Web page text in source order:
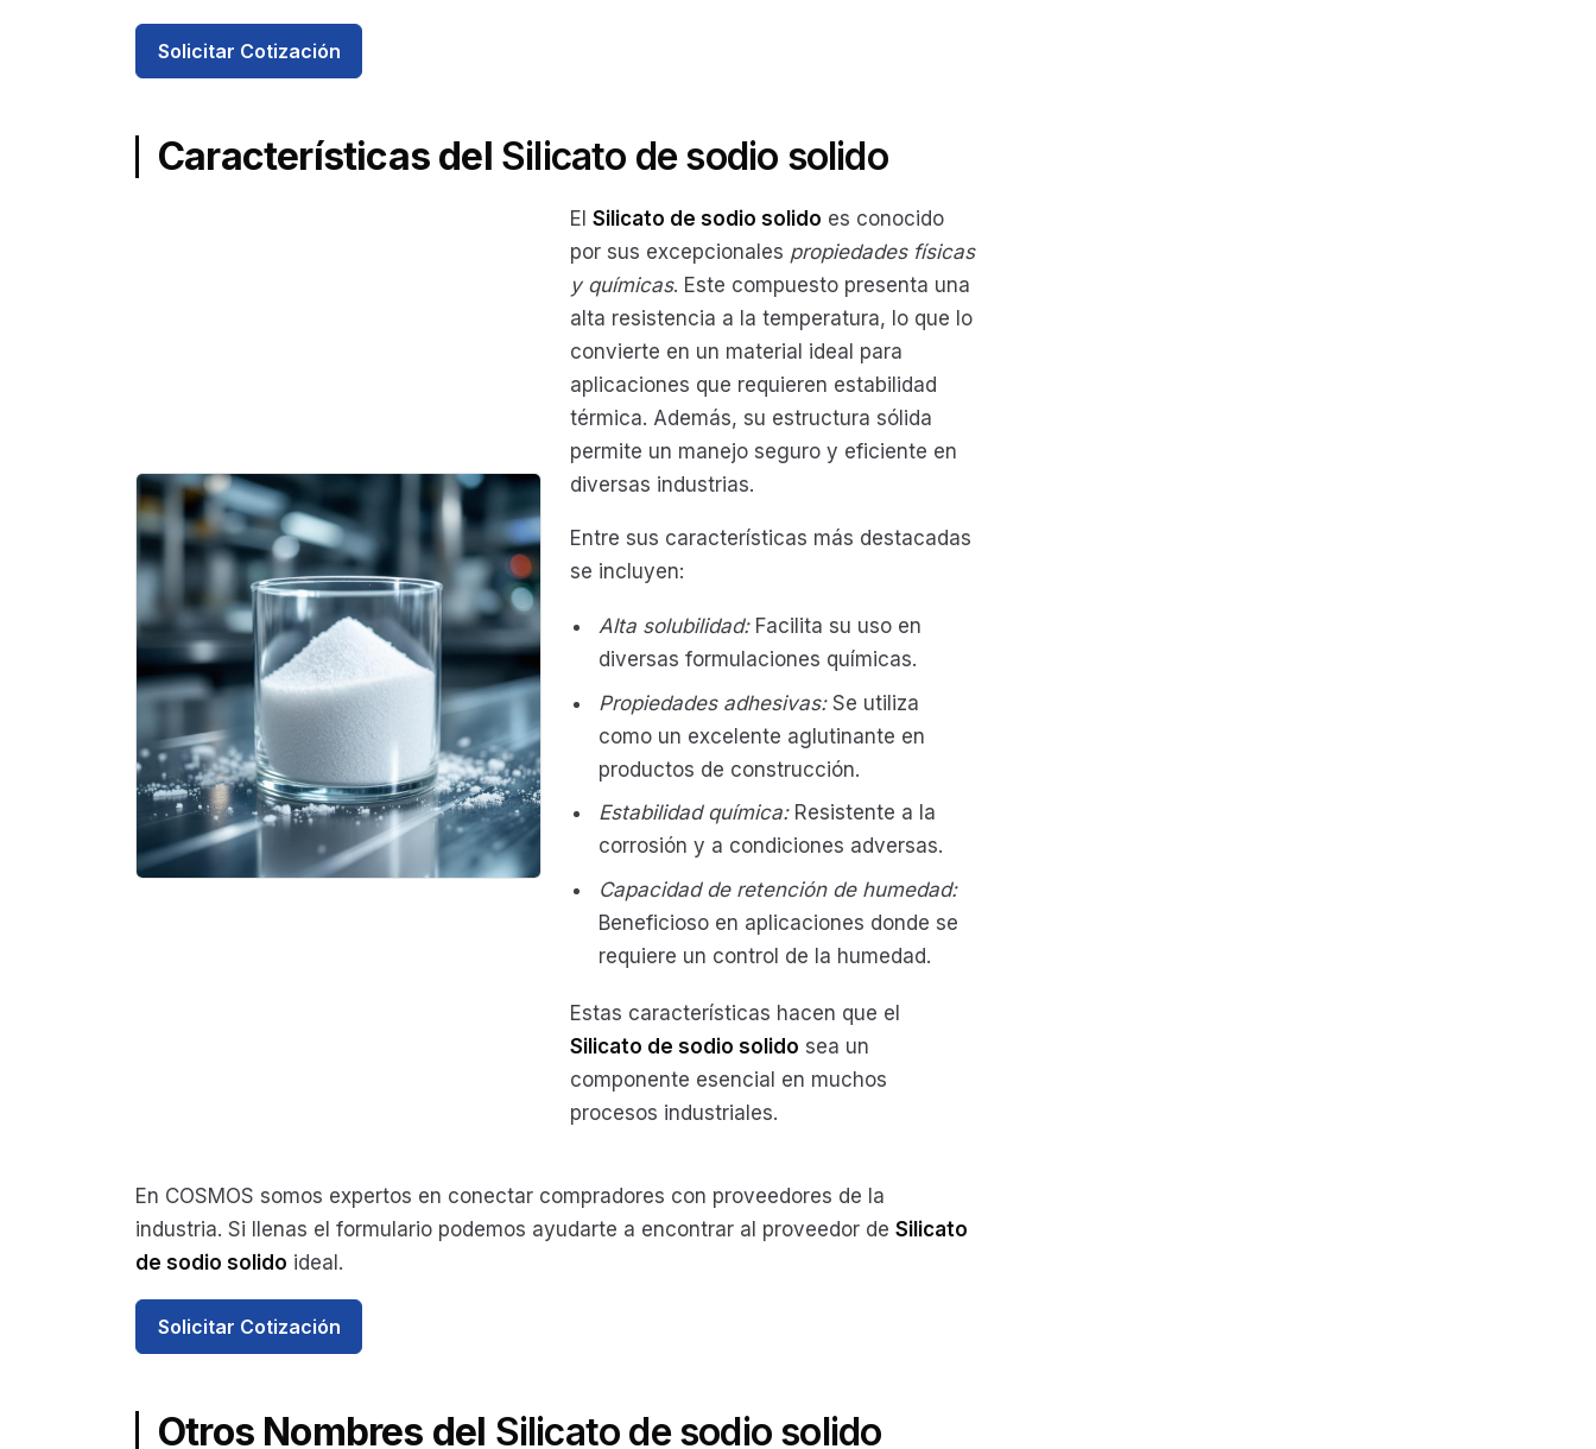
Solicitar Cotización
Características del Silicato de sodio solido
El Silicato de sodio solido es conocido
por sus excepcionales propiedades físicas
y químicas. Este compuesto presenta una
alta resistencia a la temperatura, lo que lo
convierte en un material ideal para
aplicaciones que requieren estabilidad
térmica. Además, su estructura sólida
permite un manejo seguro y eficiente en
diversas industrias.
Entre sus características más destacadas
se incluyen:
Alta solubilidad:Facilita su uso en
diversas formulaciones químicas.
Propiedades adhesivas:Se utiliza
como un excelente aglutinante en
productos de construcción.
Estabilidad química:Resistente a la
corrosión y a condiciones adversas.
Capacidad de retención de humedad:
Beneficioso en aplicaciones donde se
requiere un control de la humedad.
Estas características hacen que el
Silicato de sodio solido sea un
componente esencial en muchos
procesos industriales.
En COSMOS somos expertos en conectar compradores con proveedores de la
industria. Si llenas el formulario podemos ayudarte a encontrar al proveedor de Silicato
de sodio solido ideal.
Solicitar Cotización
Otros Nombres del Silicato de sodio solido